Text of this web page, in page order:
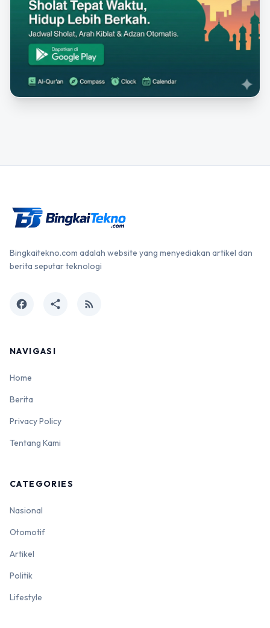
Bingkaitekno.com adalah website yang menyediakan artikel dan
berita seputar teknologi
facebook share rss_feed
NAVIGASI
Home
Berita
Privacy Policy
Tentang Kami
CATEGORIES
Nasional
Otomotif
Artikel
Politik
Lifestyle